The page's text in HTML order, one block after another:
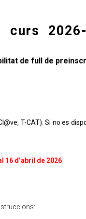
curs
de full de
T-CAT). Si no es
16 d’abril de 2026